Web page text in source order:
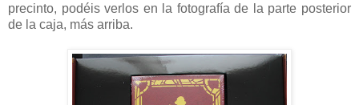
precinto, podéis verlos en la fotografía de la parte posterior
de la caja, más arriba.